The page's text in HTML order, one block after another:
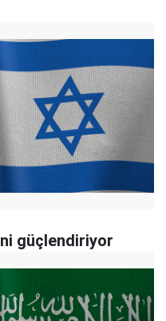
güçlendiriyor